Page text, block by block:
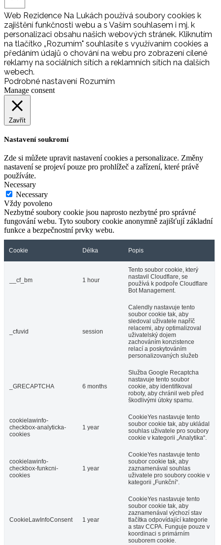
Web Rezidence Na Lukách používá soubory cookies k
zajištění funkčnosti webu a s Vaším souhlasem i mj. k
personalizaci obsahu našich webových stránek. Kliknutím
na tlačítko „Rozumím" souhlasíte s využívaním cookies a
předáním údajů o chování na webu pro zobrazení cílené
reklamy na sociálních sítích a reklamních sítích na dalších
webech.
Podrobné nastavení Rozumím
Manage consent
Zavřít
Nastavení soukromí
Zde si můžete upravit nastavení cookies a personalizace. Změny
nastavení se projeví pouze pro prohlížeč a zařízení, které právě
používáte.
Necessary
Necessary
Vždy povoleno
Nezbytné soubory cookie jsou naprosto nezbytné pro správné
fungování webu. Tyto soubory cookie anonymně zajišťují základní
funkce a bezpečnostní prvky webu.
Cookie Délka Popis
__cf_bm 1 hour
Tento soubor cookie, který
nastavil Cloudflare, se
používá k podpoře Cloudflare
Bot Management.
_cfuvid session
Calendly nastavuje tento
soubor cookie tak, aby
sledoval uživatele napříč
relacemi, aby optimalizoval
uživatelský dojem
zachováním konzistence
relací a poskytováním
personalizovaných služeb
_GRECAPTCHA 6 months
Služba Google Recaptcha
nastavuje tento soubor
cookie, aby identifikoval
roboty, aby chránil web před
škodlivými útoky spamu.
cookielawinfo-
checkbox-analyticka-
cookies
1 year
CookieYes nastavuje tento
soubor cookie tak, aby ukládal
souhlas uživatele pro soubory
cookie v kategorii „Analytika“.
cookielawinfo-
checkbox-funkcni-
cookies
1 year
CookieYes nastavuje tento
soubor cookie tak, aby
zaznamenával souhlas
uživatele pro soubory cookie v
kategorii „Funkční“.
CookieLawInfoConsent 1 year
CookieYes nastavuje tento
soubor cookie tak, aby
zaznamenával výchozí stav
tlačítka odpovídající kategorie
a stav CCPA. Funguje pouze v
koordinaci s primárním
souborem cookie.